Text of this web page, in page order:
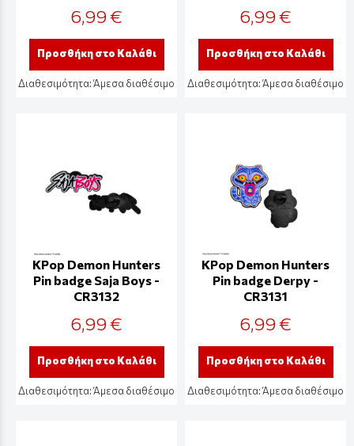
6,99 €
Προσθήκη στο Καλάθι
Διαθεσιμότητα:Άμεσα διαθέσιμο
6,99 €
Προσθήκη στο Καλάθι
Διαθεσιμότητα:Άμεσα διαθέσιμο
KPop Demon Hunters
Pin badge Saja Boys -
CR3132
6,99 €
Προσθήκη στο Καλάθι
Διαθεσιμότητα:Άμεσα διαθέσιμο
KPop Demon Hunters
Pin badge Derpy -
CR3131
6,99 €
Προσθήκη στο Καλάθι
Διαθεσιμότητα:Άμεσα διαθέσιμο